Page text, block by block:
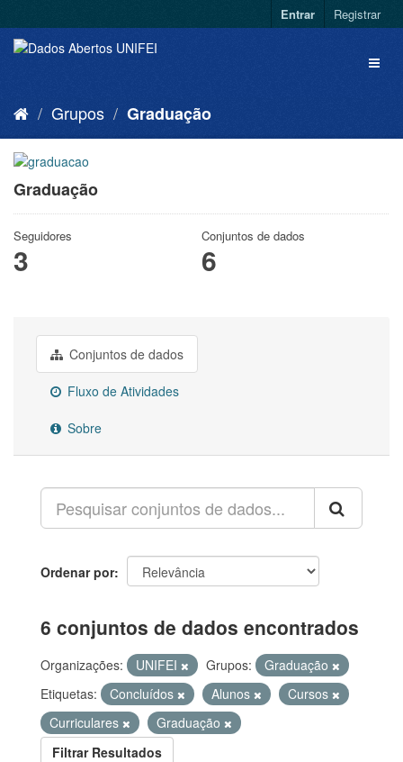
Entrar Registrar
Grupos Graduação
Graduação
Seguidores
3
Conjuntos de dados
6
Conjuntos de dados
Fluxo de Atividades
Sobre
Ordenar por
6 conjuntos de dados encontrados
Organizações: UNIFEI Grupos:
Graduação
Etiquetas:
Concluídos Alunos
Cursos
Curriculares
Graduação
Filtrar Resultados